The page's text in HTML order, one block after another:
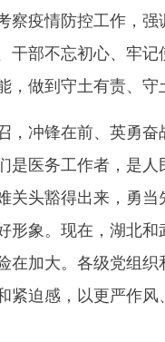
疫情防控工作，强
部不忘初心、牢
做到守土有责、守
冲锋在前、英勇奋
医务工作者，是
头豁得出来，勇
象。现在，湖北
加大。各级党组
迫感，以更严作